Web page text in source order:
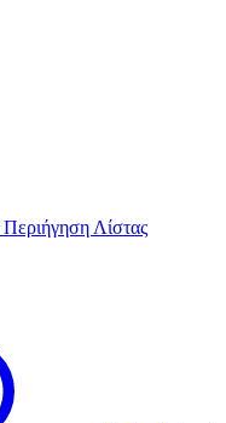
Περιήγηση Λίστας